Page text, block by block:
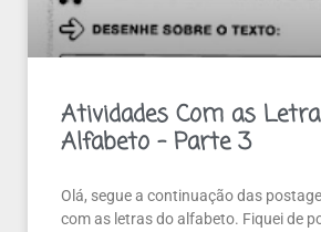
Atividades Com as
Alfabeto – Parte 3
Olá, segue a continuação das
com as letras do alfabeto. Fiquei de